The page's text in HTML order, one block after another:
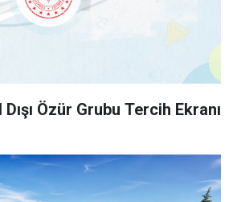
Özür Grubu Tercih Ekranı